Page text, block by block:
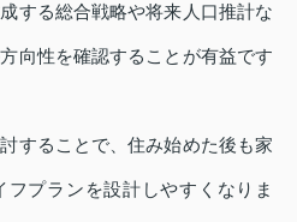
する総合戦略や将来人口推計な
向性を確認することが有益です
することで、住み始めた後も家
プランを設計しやすくなりま